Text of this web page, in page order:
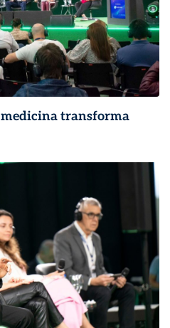
transforma